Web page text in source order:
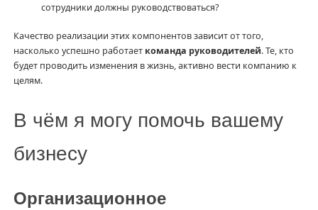
сотрудники должны руководствоваться?
Качество реализации этих компонентов зависит от того,
насколько успешно работает команда руководителей. Те, кто
будет проводить изменения в жизнь, активно вести компанию к
целям.
В чём я могу помочь вашему
бизнесу
Организационное